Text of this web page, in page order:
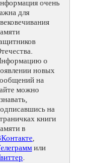
очень
для
о
новых
на
можно
на
книги
в
,
или
.